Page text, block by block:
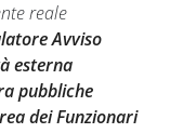
reale
Avviso
esterna
pubbliche
dei Funzionari